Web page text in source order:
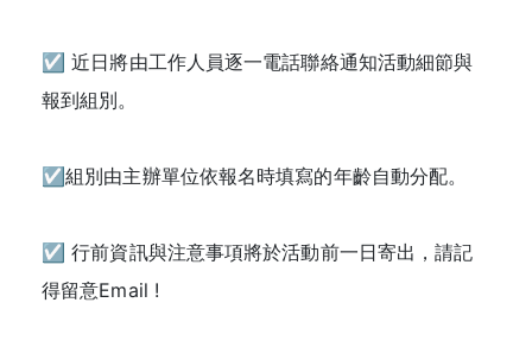
☑️ 近日將由工作人員逐一電話聯絡通知活動細節與
報到組別。
☑️組別由主辦單位依報名時填寫的年齡自動分配。
☑️ 行前資訊與注意事項將於活動前一日寄出，請記
得留意Email !